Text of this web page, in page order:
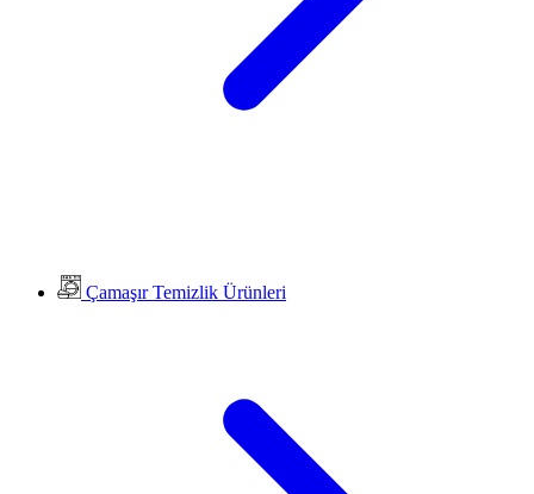
Çamaşır Temizlik Ürünleri